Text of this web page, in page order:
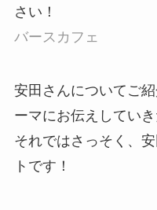
さい！
バースカフェ
安田さんについてご
ーマにお伝えしていき
それではさっそく、
トです！